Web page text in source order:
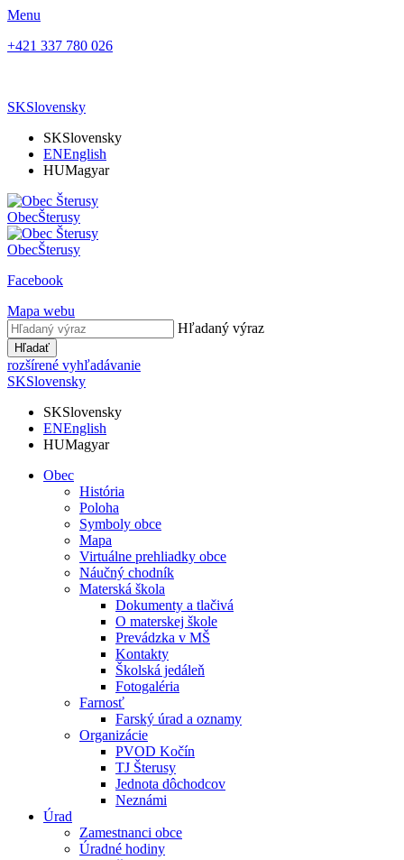
Menu
+421 337 780 026
SKSlovensky
SKSlovensky
ENEnglish
HUMagyar
ObecŠterusy
ObecŠterusy
Facebook
Mapa webu
Hľadaný výraz
Hľadať
rozšírené vyhľadávanie
SKSlovensky
SKSlovensky
ENEnglish
HUMagyar
Obec
História
Poloha
Symboly obce
Mapa
Virtuálne prehliadky obce
Náučný chodník
Materská škola
Dokumenty a tlačivá
O materskej škole
Prevádzka v MŠ
Kontakty
Školská jedáleň
Fotogaléria
Farnosť
Farský úrad a oznamy
Organizácie
PVOD Kočín
TJ Šterusy
Jednota dôchodcov
Neznámi
Úrad
Zamestnanci obce
Úradné hodiny